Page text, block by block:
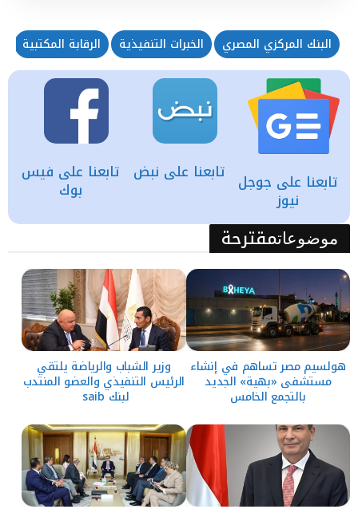
البنك المركزي المصري الخبرات التنفيذية الرقابة المكتبية
تابعنا على فيس
بوك
تابعنا على نبض تابعنا على جوجل
نيوز
موضوعاتمقترحة
هولسيم مصر تساهم في إنشاء
مستشفى «بهية» الجديد
بالتجمع الخامس
وزير الشباب والرياضة يلتقي
الرئيس التنفيذي والعضو المنتدب
لبنك saib